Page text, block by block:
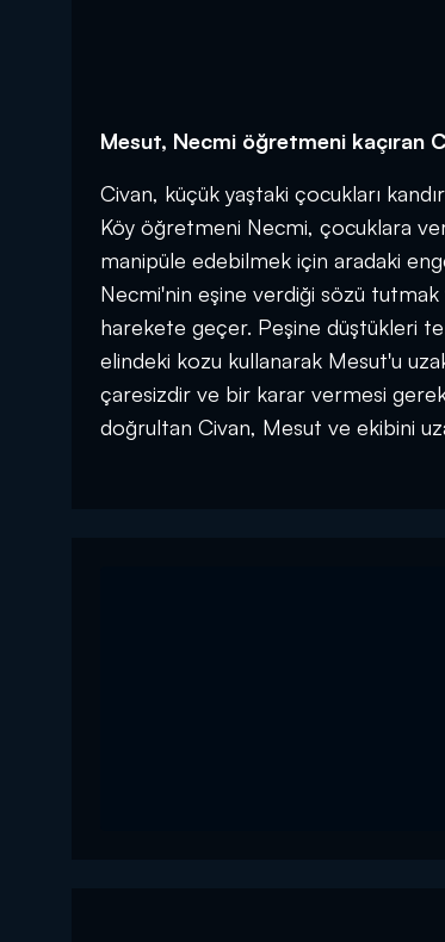
Mesut, Necmi öğretmeni kaçıran
Civan, küçük yaştaki çocukları
Köy öğretmeni Necmi, çocuklara
manipüle edebilmek için aradaki
Necmi'nin eşine verdiği sözü
harekete geçer. Peşine düştükleri
elindeki kozu kullanarak Mesut'u
çaresizdir ve bir karar vermesi
doğrultan Civan, Mesut ve ekibini